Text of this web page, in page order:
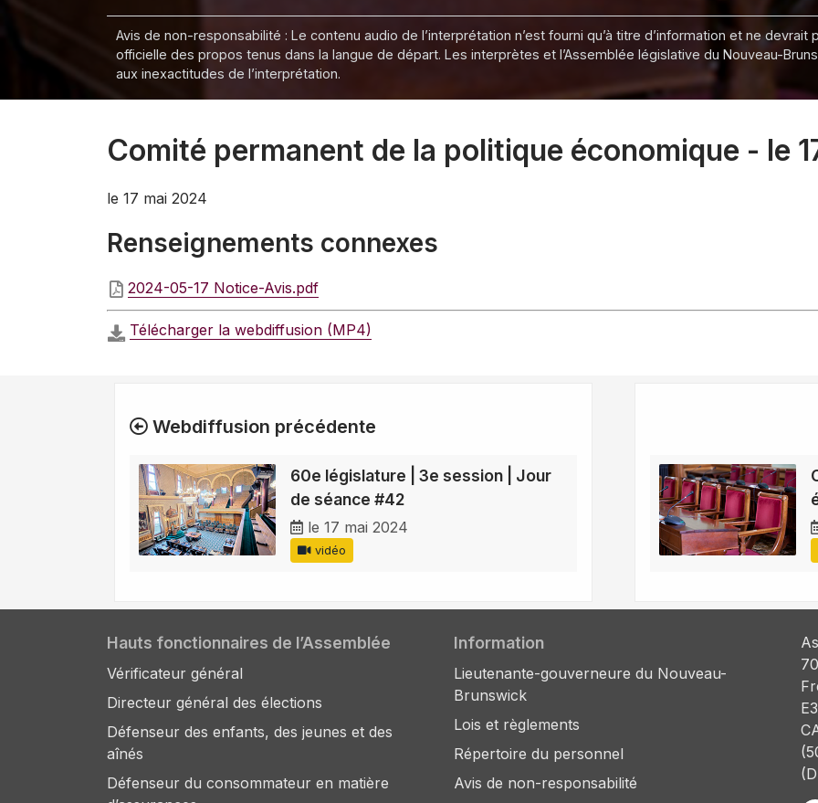
Avis de non-responsabilité : Le contenu audio de l’interprétation n’est fourni qu’à titre d’information et ne
officielle des propos tenus dans la langue de départ. Les interprètes et l’Assemblée législative du Nouveau-
aux inexactitudes de l’interprétation.
Comité permanent de la politique économique - le
le 17 mai 2024
Renseignements connexes
2024-05-17 Notice-Avis.pdf
Télécharger la webdiffusion (MP4)
Webdiffusion précédente
60e législature | 3e session | Jour
de séance #42
le 17 mai 2024
vidéo
Hauts fonctionnaires de l’Assemblée
Vérificateur général
Directeur général des élections
Défenseur des enfants, des jeunes et des
aînés
Défenseur du consommateur en matière
Information
Lieutenante-gouverneure du Nouveau-
Brunswick
Lois et règlements
Répertoire du personnel
Avis de non-responsabilité